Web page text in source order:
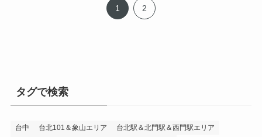
1 2
タグで検索
台中 台北101＆象山エリア
台北駅＆北門駅＆西門駅エリア